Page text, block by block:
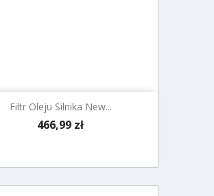
Filtr Oleju Silnika New...
Cena
466,99 zł